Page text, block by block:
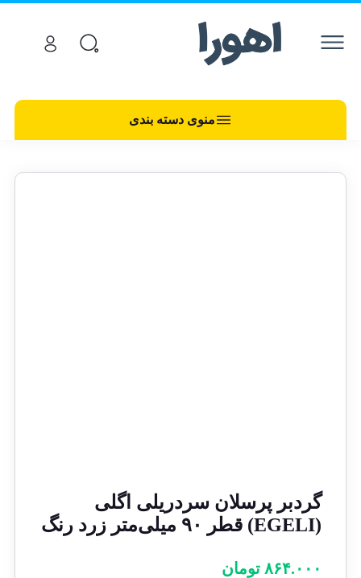
منوی دسته بندی
گردبر پرسلان سردریلی اگلی
(EGELI) قطر ۹۰ میلی‌متر زرد رنگ
۸۶۴.۰۰۰ تومان